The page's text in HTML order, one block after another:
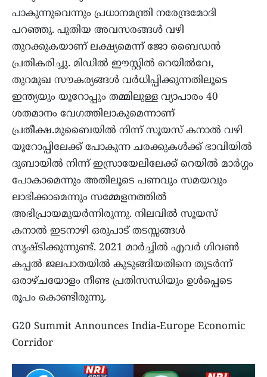
പാകുന്നുവെന്നും പ്രധാനമന്ത്രി നരേന്ദ്രമോദി
പറഞ്ഞു. പുതിയ അവസരങ്ങള്‍ വഴി
തുറക്കുകയാണ് ലക്ഷ്യമെന്ന് ജോ ബൈഡന്‍
പ്രതികരിച്ചു. മിഡില്‍ ഈസ്റ്റില്‍ റെയില്‍വേ,
തുറമുഖ സൗകര്യങ്ങള്‍ വര്‍ധിപ്പിക്കുന്നതിലൂടെ
ഇന്ത്യയും യൂറോപ്പും തമ്മിലുള്ള വ്യാപാരം 40
ശതമാനം വേഗത്തിലാകുമെന്നാണ്
പ്രതീക്ഷ.മുബൈയില്‍ നിന്ന് സൂയസ് കനാല്‍ വഴി
യൂറോപ്പിലേക്ക് പോകുന്ന ചരക്കുകള്‍ക്ക് ഭാവിയില്‍
ദുബായില്‍ നിന്ന് ഇസ്രായേലിലേക്ക് റെയില്‍ മാര്‍ഗ്ഗം
പോകാമെന്നും അതിലൂടെ പണവും സമയവും
ലാഭിക്കാമെന്നും സമ്മേളനത്തില്‍
അഭിപ്രായമുയർന്നിരുന്നു. നിലവില്‍ സൂയസ്
കനാല്‍ ഇടനാഴി ഒരുപാട് തടസ്സങ്ങള്‍
സൃഷ്ടിക്കുന്നുണ്ട്. 2021 മാര്‍ച്ചില്‍ എവര്‍ ഗിവണ്‍
കപ്പല്‍ ജലപാതയില്‍ കുടുങ്ങിയതിനെ തുടര്‍ന്ന്
ഒരാഴ്ചയോളം നീണ്ട പ്രതിസന്ധിയും ഉള്‍പ്പെടെ
രൂപം കൊണ്ടിരുന്നു.
G20 Summit Announces India-Europe Economic
Corridor